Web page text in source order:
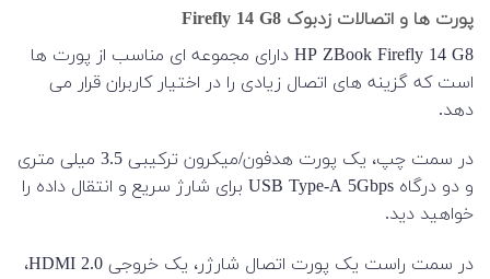
پورت ها و اتصالات زدبوک Firefly 14 G8
HP ZBook Firefly 14 G8 دارای مجموعه ای مناسب از پورت ها
است که گزینه های اتصال زیادی را در اختیار کاربران قرار می
دهد.
در سمت چپ، یک پورت هدفون/میکرون ترکیبی 3.5 میلی متری
و دو درگاه USB Type-A 5Gbps برای شارژ سریع و انتقال داده را
خواهید دید.
در سمت راست یک پورت اتصال شارژر، یک خروجی HDMI 2.0،